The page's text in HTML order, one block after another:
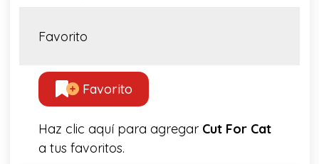
Favorito
Favorito
Haz clic aquí para agregar Cut For Cat
a tus favoritos.